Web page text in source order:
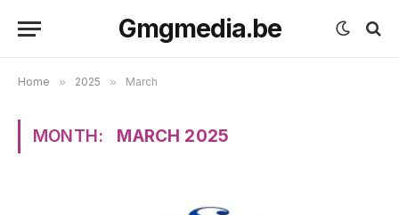
Gmgmedia.be
Home » 2025 » March
MONTH: MARCH 2025